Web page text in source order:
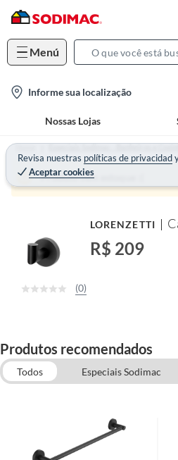
Menú
a
o
Informe sua localização
Nossas Lojas
Revisa nuestras políticas de privacidad
Aceptar cookies
Home Especiais Sodimac - Banheiros e
Produto sem estoque :(
LORENZETTI
R$ 209
(0)
Produtos recomendados
Todos Especiais Sodimac